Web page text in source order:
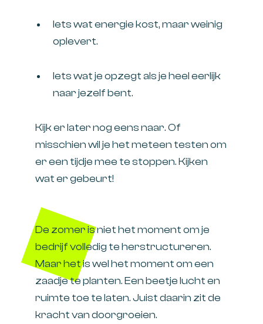
Iets wat energie kost, maar weinig
oplevert.
Iets wat je opzegt als je heel eerlijk
naar jezelf bent.
Kijk er later nog eens naar. Of
misschien wil je het meteen testen om
er een tijdje mee te stoppen. Kijken
wat er gebeurt!
De zomer is niet het moment om je
bedrijf volledig te herstructureren.
Maar het is wel het moment om een
zaadje te planten. Een beetje lucht en
ruimte toe te laten. Juist daarin zit de
kracht van doorgroeien.